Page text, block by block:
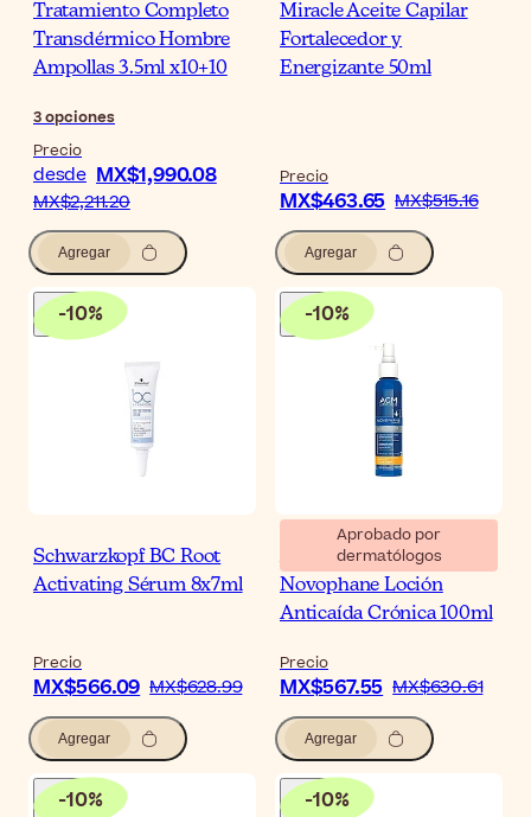
Tratamiento Completo
Transdérmico Hombre
Ampollas 3.5ml x10+10
3opciones
Precio
desde MX$1,990.08
MX$2,211.20
Agregar
Miracle Aceite Capilar
Fortalecedor y
Energizante 50ml
Precio
MX$463.65 MX$515.16
Agregar
-10%
Schwarzkopf BC Root
Activating Sérum 8x7ml
Precio
MX$566.09 MX$628.99
Agregar
-10%
Aprobado por
dermatólogos
ACM Laboratoire
Novophane Loción
Anticaída Crónica 100ml
Precio
MX$567.55 MX$630.61
Agregar
-10% -10%